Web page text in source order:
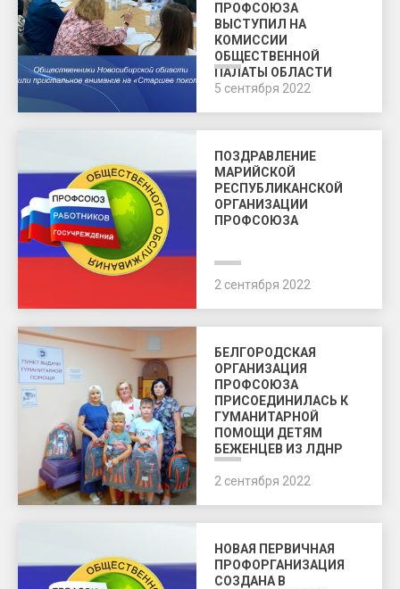
ПРОФСОЮЗА
ВЫСТУПИЛ НА
КОМИССИИ
ОБЩЕСТВЕННОЙ
ПАЛАТЫ ОБЛАСТИ
5 сентября 2022
ПОЗДРАВЛЕНИЕ
МАРИЙСКОЙ
РЕСПУБЛИКАНСКОЙ
ОРГАНИЗАЦИИ
ПРОФСОЮЗА
2 сентября 2022
БЕЛГОРОДСКАЯ
ОРГАНИЗАЦИЯ
ПРОФСОЮЗА
ПРИСОЕДИНИЛАСЬ К
ГУМАНИТАРНОЙ
ПОМОЩИ ДЕТЯМ
БЕЖЕНЦЕВ ИЗ ЛДНР
2 сентября 2022
НОВАЯ ПЕРВИЧНАЯ
ПРОФОРГАНИЗАЦИЯ
СОЗДАНА В